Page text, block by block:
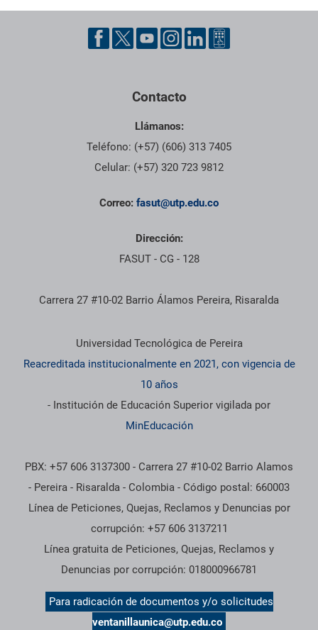
Pie de página con información de contacto, redes sociales y
Contacto
Llámanos:
Teléfono: (+57) (606) 313 7405
Celular: (+57) 320 723 9812
Correo: fasut@utp.edu.co
Dirección:
FASUT - CG - 128
Carrera 27 #10-02 Barrio Álamos Pereira, Risaralda
Información institucional
Universidad Tecnológica de Pereira
Reacreditada institucionalmente en 2021, con vigencia de
10 años
- Institución de Educación Superior vigilada por
MinEducación
PBX: +57 606 3137300 - Carrera 27 #10-02 Barrio Alamos
- Pereira - Risaralda - Colombia - Código postal: 660003
Línea de Peticiones, Quejas, Reclamos y Denuncias por
corrupción: +57 606 3137211
Línea gratuita de Peticiones, Quejas, Reclamos y
Denuncias por corrupción: 018000966781
Para radicación de documentos y/o solicitudes
ventanillaunica@utp.edu.co